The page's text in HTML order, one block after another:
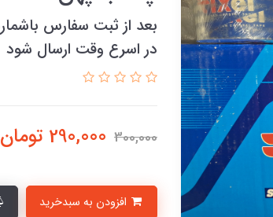
در اسرع وقت ارسال شود
300,000
290,000 تومان